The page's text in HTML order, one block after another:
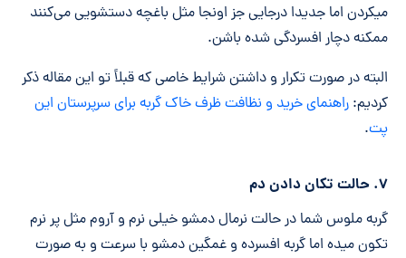
میکردن اما جدیدا درجایی جز اونجا مثل باغچه دستشویی می‌کنند
ممکنه دچار افسردگی شده باشن.
البته در صورت تکرار و داشتن شرایط خاصی که قبلاً تو این مقاله ذکر
کردیم: راهنمای خرید و نظافت ظرف خاک گربه برای سرپرستان این
پت.
۷. حالت تکان دادن دم
گربه ملوس شما در حالت نرمال دمشو خیلی نرم و آروم مثل پر نرم
تکون میده اما گربه افسرده و غمگین دمشو با سرعت و به صورت